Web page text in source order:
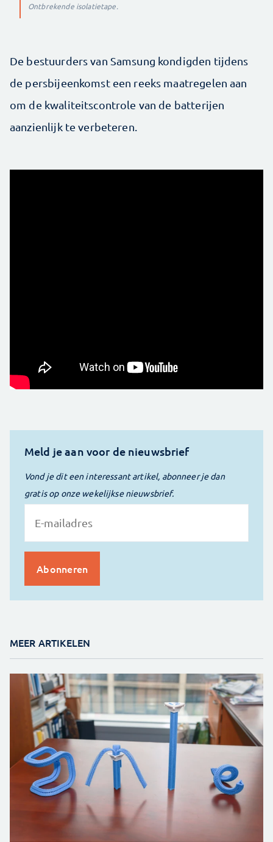
Ontbrekende isolatietape.
De bestuurders van Samsung kondigden tijdens
de persbijeenkomst een reeks maatregelen aan
om de kwaliteitscontrole van de batterijen
aanzienlijk te verbeteren.
Meld je aan voor de nieuwsbrief
Vond je dit een interessant artikel, abonneer je dan
gratis op onze wekelijkse nieuwsbrief.
MEER ARTIKELEN